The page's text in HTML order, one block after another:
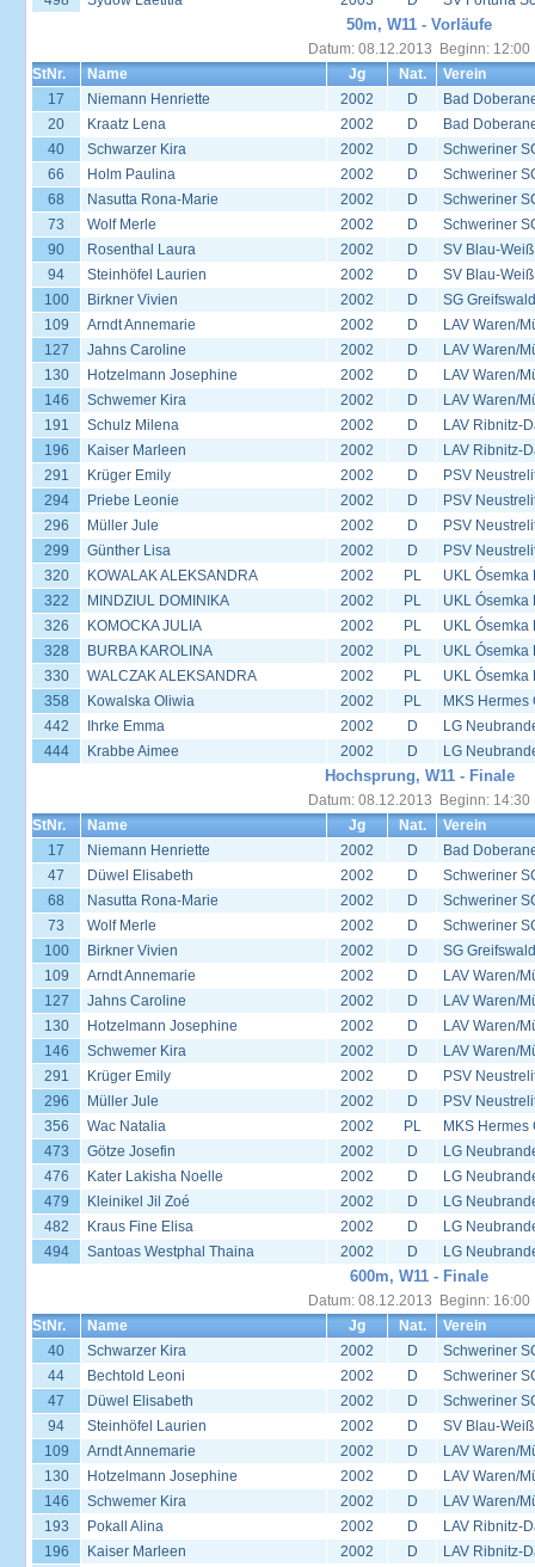
50m, W11 - Vorläufe
Datum: 08.12.2013 Beginn: 12:00
StNr.
Name Jg Nat.
Verein
17
Niemann Henriette 2002 D
Bad
20
Kraatz Lena 2002 D
Bad
40
Schwarzer Kira 2002 D
Schweriner
66
Holm Paulina 2002 D
Schweriner
68
Nasutta Rona-Marie 2002 D
Schweriner
73
Wolf Merle 2002 D
Schweriner
90
Rosenthal Laura 2002 D
SV Blau-
94
Steinhöfel Laurien 2002 D
SV Blau-
100
Birkner Vivien 2002 D
SG Greifswald
109
Arndt Annemarie 2002 D
LAV Waren/
127
Jahns Caroline 2002 D
LAV Waren/
130
Hotzelmann Josephine 2002 D
LAV Waren/
146
Schwemer Kira 2002 D
LAV Waren/
191
Schulz Milena 2002 D
LAV Ribnitz-
196
Kaiser Marleen 2002 D
LAV Ribnitz-
291
Krüger Emily 2002 D
PSV
294
Priebe Leonie 2002 D
PSV
296
Müller Jule 2002 D
PSV
299
Günther Lisa 2002 D
PSV
320
KOWALAK ALEKSANDRA 2002 PL
UKL Ósemka
322
MINDZIUL DOMINIKA 2002 PL
UKL Ósemka
326
KOMOCKA JULIA 2002 PL
UKL Ósemka
328
BURBA KAROLINA 2002 PL
UKL Ósemka
330
WALCZAK ALEKSANDRA 2002 PL
UKL Ósemka
358
Kowalska Oliwia 2002 PL
MKS Hermes
442
Ihrke Emma 2002 D
LG
444
Krabbe Aimee 2002 D LG
Hochsprung, W11 - Finale
Datum: 08.12.2013 Beginn: 14:30
StNr.
Name Jg Nat.
Verein
17
Niemann Henriette 2002 D
Bad
47
Düwel Elisabeth 2002 D
Schweriner
68
Nasutta Rona-Marie 2002 D
Schweriner
73
Wolf Merle 2002 D
Schweriner
100
Birkner Vivien 2002 D
SG Greifswald
109
Arndt Annemarie 2002 D
LAV Waren/
127
Jahns Caroline 2002 D
LAV Waren/
130
Hotzelmann Josephine 2002 D
LAV Waren/
146
Schwemer Kira 2002 D
LAV Waren/
291
Krüger Emily 2002 D
PSV
296
Müller Jule 2002 D
PSV
356
Wac Natalia 2002 PL
MKS Hermes
473
Götze Josefin 2002 D
LG
476
Kater Lakisha Noelle 2002 D
LG
479
Kleinikel Jil Zoé 2002 D
LG
482
Kraus Fine Elisa 2002 D
LG
494
Santoas Westphal Thaina 2002 D LG
600m, W11 - Finale
Datum: 08.12.2013 Beginn: 16:00
StNr.
Name Jg Nat.
Verein
40
Schwarzer Kira 2002 D
Schweriner
44
Bechtold Leoni 2002 D
Schweriner
47
Düwel Elisabeth 2002 D
Schweriner
94
Steinhöfel Laurien 2002 D
SV Blau-
109
Arndt Annemarie 2002 D
LAV Waren/
130
Hotzelmann Josephine 2002 D
LAV Waren/
146
Schwemer Kira 2002 D
LAV Waren/
193
Pokall Alina 2002 D
LAV Ribnitz-
196
Kaiser Marleen 2002 D
LAV Ribnitz-